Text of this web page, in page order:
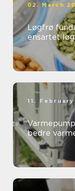
02. March
Løgfrø fundamentet for en sund og
ensartet
11.
bedre